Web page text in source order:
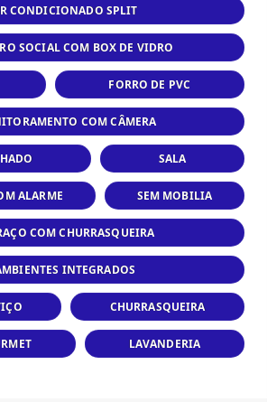
CONDICIONADO SPLIT
SOCIAL COM BOX DE VIDRO
FORRO DE PVC
COM CÂMERA
SALA
ALARME SEM MOBILIA
COM CHURRASQUEIRA
INTEGRADOS
CHURRASQUEIRA
LAVANDERIA